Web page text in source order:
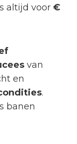
altijd voor €
van
en
.
banen